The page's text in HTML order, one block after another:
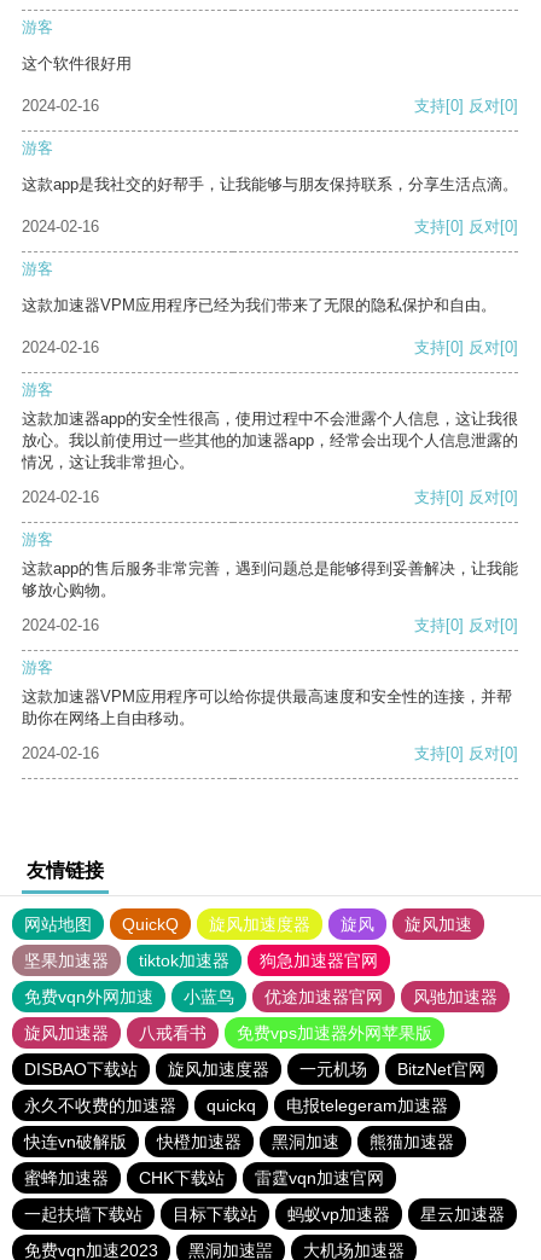
游客
这个软件很好用
2024-02-16 支持[0] 反对[0]
游客
这款app是我社交的好帮手，让我能够与朋友保持联系，分享生活点滴。
2024-02-16 支持[0] 反对[0]
游客
这款加速器VPM应用程序已经为我们带来了无限的隐私保护和自由。
2024-02-16 支持[0] 反对[0]
游客
这款加速器app的安全性很高，使用过程中不会泄露个人信息，这让我很
放心。我以前使用过一些其他的加速器app，经常会出现个人信息泄露的
情况，这让我非常担心。
2024-02-16
支持[0] 反对[0]
游客
这款app的售后服务非常完善，遇到问题总是能够得到妥善解决，让我能
够放心购物。
2024-02-16
支持[0] 反对[0]
游客
这款加速器VPM应用程序可以给你提供最高速度和安全性的连接，并帮
助你在网络上自由移动。
2024-02-16
支持[0] 反对[0]
友情链接
网站地图 QuickQ 旋风加速度器 旋风
旋风加速
坚果加速器
tiktok加速器
狗急加速器官网
免费vqn外网加速
小蓝鸟 优途加速器官网
风驰加速器
旋风加速器
八戒看书
免费vps加速器外网苹果版
DISBAO下载站
旋风加速度器 一元机场
BitzNet官网
永久不收费的加速器
quickq
电报telegeram加速器
快连vn破解版
快橙加速器 黑洞加速
熊猫加速器
蜜蜂加速器
CHK下载站
雷霆vqn加速官网
一起扶墙下载站
目标下载站 蚂蚁vp加速器
星云加速器
免费vqn加速2023
黑洞加速噐 大机场加速器